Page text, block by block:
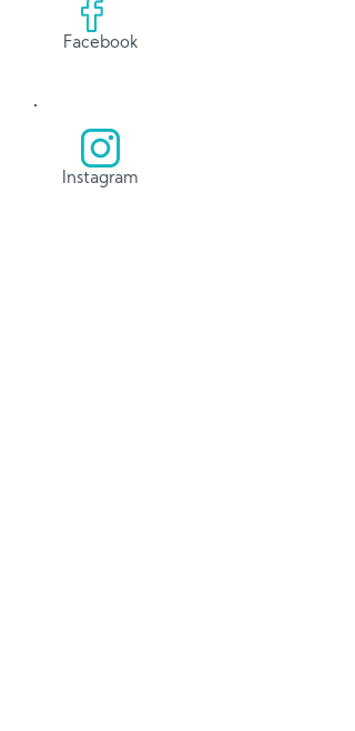
Facebook
Instagram